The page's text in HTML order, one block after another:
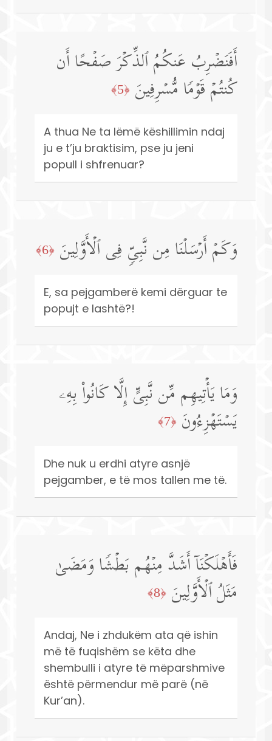
أَفَنَضۡرِبُ عَنكُمُ ٱلذِّكۡرَ صَفۡحًا أَن
كُنتُمۡ قَوۡمࣰا مُّسۡرِفِینَ ﴿5﴾
A thua Ne ta lëmë këshillimin ndaj
ju e t’ju braktisim, pse ju jeni
popull i shfrenuar?
وَكَمۡ أَرۡسَلۡنَا مِن نَّبِیࣲّ فِی ٱلۡأَوَّلِینَ ﴿6﴾
E, sa pejgamberë kemi dërguar te
popujt e lashtë?!
وَمَا یَأۡتِیهِم مِّن نَّبِیٍّ إِلَّا كَانُوا۟ بِهِۦ
یَسۡتَهۡزِءُونَ ﴿7﴾
Dhe nuk u erdhi atyre asnjë
pejgamber, e të mos tallen me të.
فَأَهۡلَكۡنَاۤ أَشَدَّ مِنۡهُم بَطۡشࣰا وَمَضَىٰ
مَثَلُ ٱلۡأَوَّلِینَ ﴿8﴾
Andaj, Ne i zhdukëm ata që ishin
më të fuqishëm se këta dhe
shembulli i atyre të mëparshmive
është përmendur më parë (në
Kur’an).